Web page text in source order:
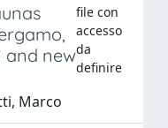
and new
file con
accesso
da
definire
Marco